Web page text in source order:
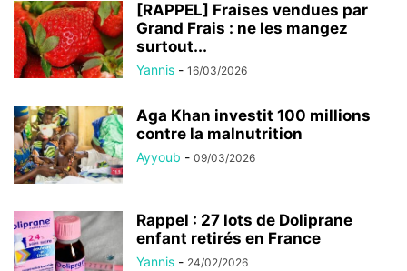
[RAPPEL] Fraises vendues par
Grand Frais : ne les mangez
surtout...
Yannis - 16/03/2026
Aga Khan investit 100 millions
contre la malnutrition
Ayyoub - 09/03/2026
Rappel : 27 lots de Doliprane
enfant retirés en France
Yannis - 24/02/2026